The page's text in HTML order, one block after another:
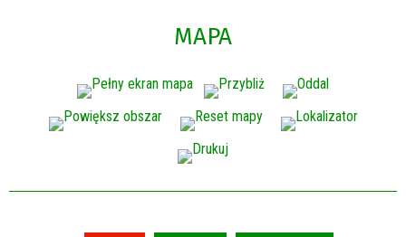
MAPA